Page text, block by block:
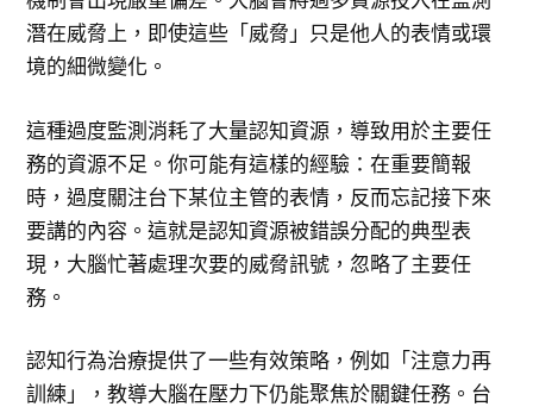
潛在威脅上，即使這些「威脅」只是他人的表情或環
境的細微變化。
這種過度監測消耗了大量認知資源，導致用於主要任
務的資源不足。你可能有這樣的經驗：在重要簡報
時，過度關注台下某位主管的表情，反而忘記接下來
要講的內容。這就是認知資源被錯誤分配的典型表
現，大腦忙著處理次要的威脅訊號，忽略了主要任
務。
認知行為治療提供了一些有效策略，例如「注意力再
訓練」，教導大腦在壓力下仍能聚焦於關鍵任務。台